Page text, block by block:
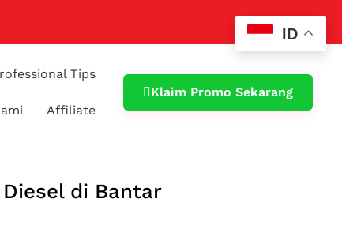
Tips
Affiliate
Klaim Promo Sekarang
di Bantar
ID